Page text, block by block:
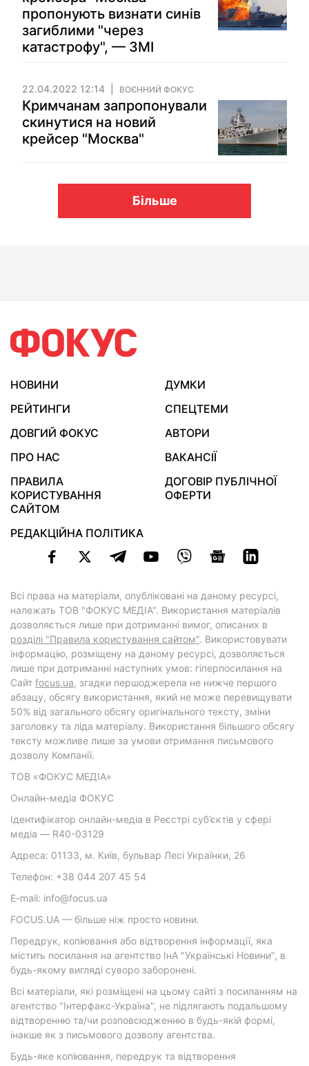
пропонують визнати синів
загиблими "через
катастрофу", — ЗМІ
22.04.2022 12:14 ВОЄННИЙ ФОКУС
Кримчанам запропонували
скинутися на новий
крейсер "Москва"
Більше
НОВИНИ
ДУМКИ
РЕЙТИНГИ
СПЕЦТЕМИ
ДОВГИЙ ФОКУС
АВТОРИ
ПРО НАС
ВАКАНСІЇ
ПРАВИЛА
КОРИСТУВАННЯ
САЙТОМ
ДОГОВІР ПУБЛІЧНОЇ
ОФЕРТИ
РЕДАКЦІЙНА ПОЛІТИКА
Всі права на матеріали, опубліковані на даному ресурсі,
належать ТОВ "ФОКУС МЕДІА". Використання матеріалів
дозволяється лише при дотриманні вимог, описаних в
розділі "Правила користування сайтом". Використовувати
інформацію, розміщену на даному ресурсі, дозволяється
лише при дотриманні наступних умов: гіперпосилання на
Cайт focus.ua, згадки першоджерела не нижче першого
абзацу, обсягу використання, який не може перевищувати
50% від загального обсягу оригінального тексту, зміни
заголовку та ліда матеріалу. Використання більшого обсягу
тексту можливе лише за умови отримання письмового
дозволу Компанії.
ТОВ «ФОКУС МЕДІА»
Онлайн-медіа ФОКУС
Ідентифікатор онлайн-медіа в Реєстрі суб’єктів у сфері
медіа — R40-03129
Адреса: 01133, м. Київ, бульвар Лесі Українки, 26
Телефон: +38 044 207 45 54
E-mail: info@focus.ua
FOCUS.UA — більше ніж просто новини.
Передрук, копіювання або відтворення інформації, яка
містить посилання на агентство ІнА "Українські Новини", в
будь-якому вигляді суворо заборонені.
Всі матеріали, які розміщені на цьому сайті з посиланням на
агентство "Інтерфакс-Україна", не підлягають подальшому
відтворенню та/чи розповсюдженню в будь-якій формі,
інакше як з письмового дозволу агентства.
Будь-яке копіювання, передрук та відтворення